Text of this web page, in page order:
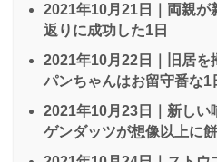
2021年10月21日｜両親が
返りに成功した1日
2021年10月22日｜旧居を
パンちゃんはお留守番な1
2021年10月23日｜新しい
ゲンダッツが想像以上に